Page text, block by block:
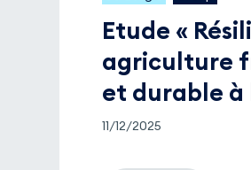
Etude «
agriculture
et durable à
11/12/2025